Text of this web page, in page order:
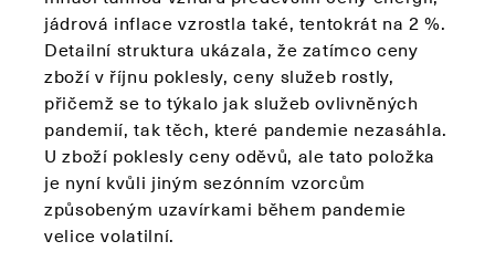
jádrová inflace vzrostla také, tentokrát na 2 %.
Detailní struktura ukázala, že zatímco ceny
zboží v říjnu poklesly, ceny služeb rostly,
přičemž se to týkalo jak služeb ovlivněných
pandemií, tak těch, které pandemie nezasáhla.
U zboží poklesly ceny oděvů, ale tato položka
je nyní kvůli jiným sezónním vzorcům
způsobeným uzavírkami během pandemie
velice volatilní.